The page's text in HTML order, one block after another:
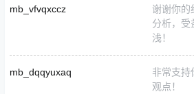
mb_vfvqxccz
谢谢你的
分析，受
浅！
mb_dqqyuxaq
非常支持
观点！